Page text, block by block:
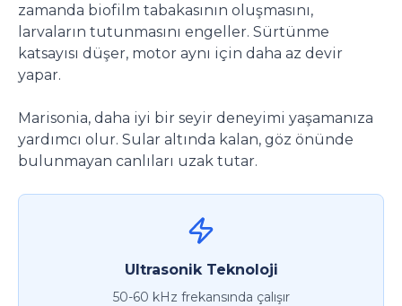
zamanda biofilm tabakasının oluşmasını,
larvaların tutunmasını engeller. Sürtünme
katsayısı düşer, motor aynı için daha az devir
yapar.
Marisonia, daha iyi bir seyir deneyimi yaşamanıza
yardımcı olur. Sular altında kalan, göz önünde
bulunmayan canlıları uzak tutar.
Ultrasonik Teknoloji
50-60 kHz frekansında çalışır